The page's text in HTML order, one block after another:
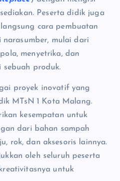
Peserta didik juga
cara pembuatan
mulai dari
menyetrika, dan
sebuah produk.
proyek inovatif yang
MTsN 1 Kota Malang.
kesempatan untuk
dari bahan sampah
rok, dan aksesoris lainnya.
oleh seluruh peserta
untuk